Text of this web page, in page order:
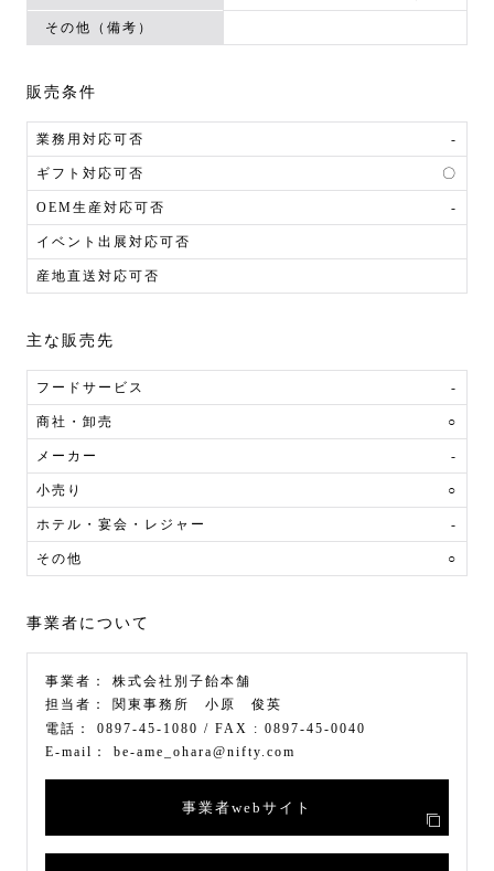
その他（備考）
販売条件
業務用対応可否 -
ギフト対応可否 〇
OEM生産対応可否 -
イベント出展対応可否
産地直送対応可否
主な販売先
フードサービス -
商社・卸売 ○
メーカー -
小売り ○
ホテル・宴会・レジャー -
その他 ○
事業者について
事業者： 株式会社別子飴本舗
担当者： 関東事務所 小原 俊英
電話： 0897-45-1080 / FAX : 0897-45-0040
E-mail： be-ame_ohara@nifty.com
事業者webサイト